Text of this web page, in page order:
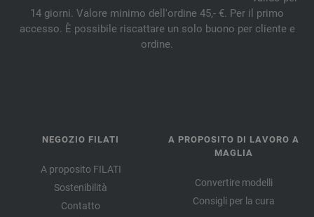
14 giorni. Valore minimo dell'ordine 45,- €. Per il primo
accesso. È possibile riscattare un solo buono per cliente e
ordine.
NEGOZIO FILATI
A proposito FILATI
Sostenibilità
Contatto
A PROPOSITO DI LAVORO A
MAGLIA
Convertire modelli
Consigli per la cura